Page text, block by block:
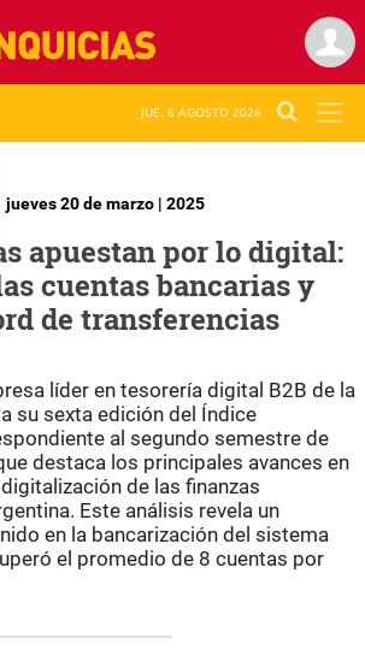
JUE. 6 AGOSTO 2026
jueves 20 de marzo | 2025
apuestan por lo digital:
cuentas bancarias y
de transferencias
líder en tesorería digital B2B de la
su sexta edición del Índice
al segundo semestre de
destaca los principales avances en
de las finanzas
Este análisis revela un
en la bancarización del sistema
el promedio de 8 cuentas por